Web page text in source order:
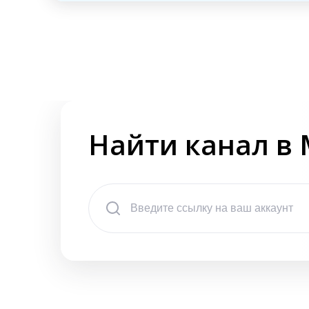
Найти канал в